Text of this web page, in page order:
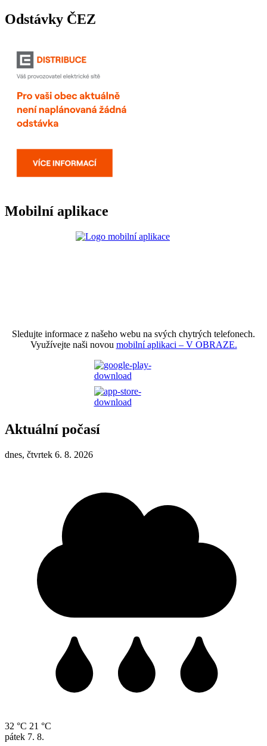
Odstávky ČEZ
Mobilní aplikace
Sledujte informace z našeho webu na svých chytrých telefonech.
Využívejte naši novou mobilní aplikaci – V OBRAZE.
Aktuální počasí
dnes, čtvrtek 6. 8. 2026
32 °C 21 °C
pátek 7. 8.